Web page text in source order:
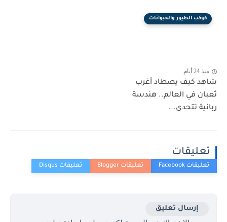
كوكب الطيور والحيوانات
منذ 24 أيام
شاهد كيف يصطاد أغرب
ثعبان في العالم.. هندسة
ربانية تتحدى...
تعليقات
إرسال تعليق